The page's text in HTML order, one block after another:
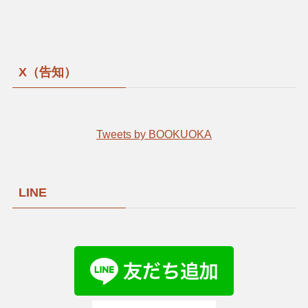
X（告知）
Tweets by BOOKUOKA
LINE